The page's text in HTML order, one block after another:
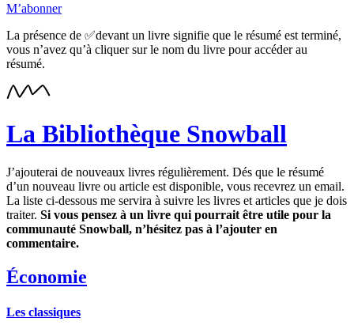
M’abonner
La présence de ✅devant un livre signifie que le résumé est terminé,
vous n’avez qu’à cliquer sur le nom du livre pour accéder au
résumé.
La Bibliothèque Snowball
J’ajouterai de nouveaux livres régulièrement. Dés que le résumé
d’un nouveau livre ou article est disponible, vous recevrez un email.
La liste ci-dessous me servira à suivre les livres et articles que je dois
traiter. Si vous pensez à un livre qui pourrait être utile pour la
communauté Snowball, n’hésitez pas à l’ajouter en
commentaire.
Économie
Les classiques